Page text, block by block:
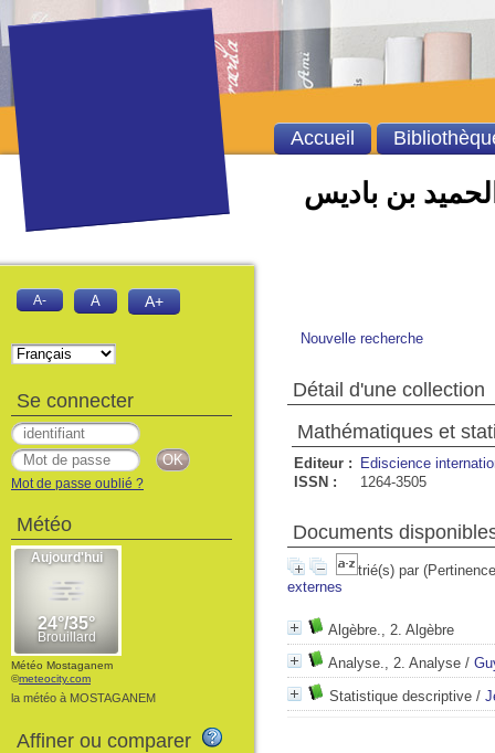
بن باديس
Nouvelle recherche
Détail d'une collection
Mathématiques et
Editeur :
Ediscience
ISSN :
1264-3505
Documents
trié(s) par
externes
Algèbre., 2. Algèbre
Analyse., 2. Analyse /
Statistique descriptive /
Accueil
A- A A+
Se connecter
Mot de passe oublié ?
Météo
Météo Mostaganem
©meteocity.com
la météo à MOSTAGANEM
Affiner ou comparer